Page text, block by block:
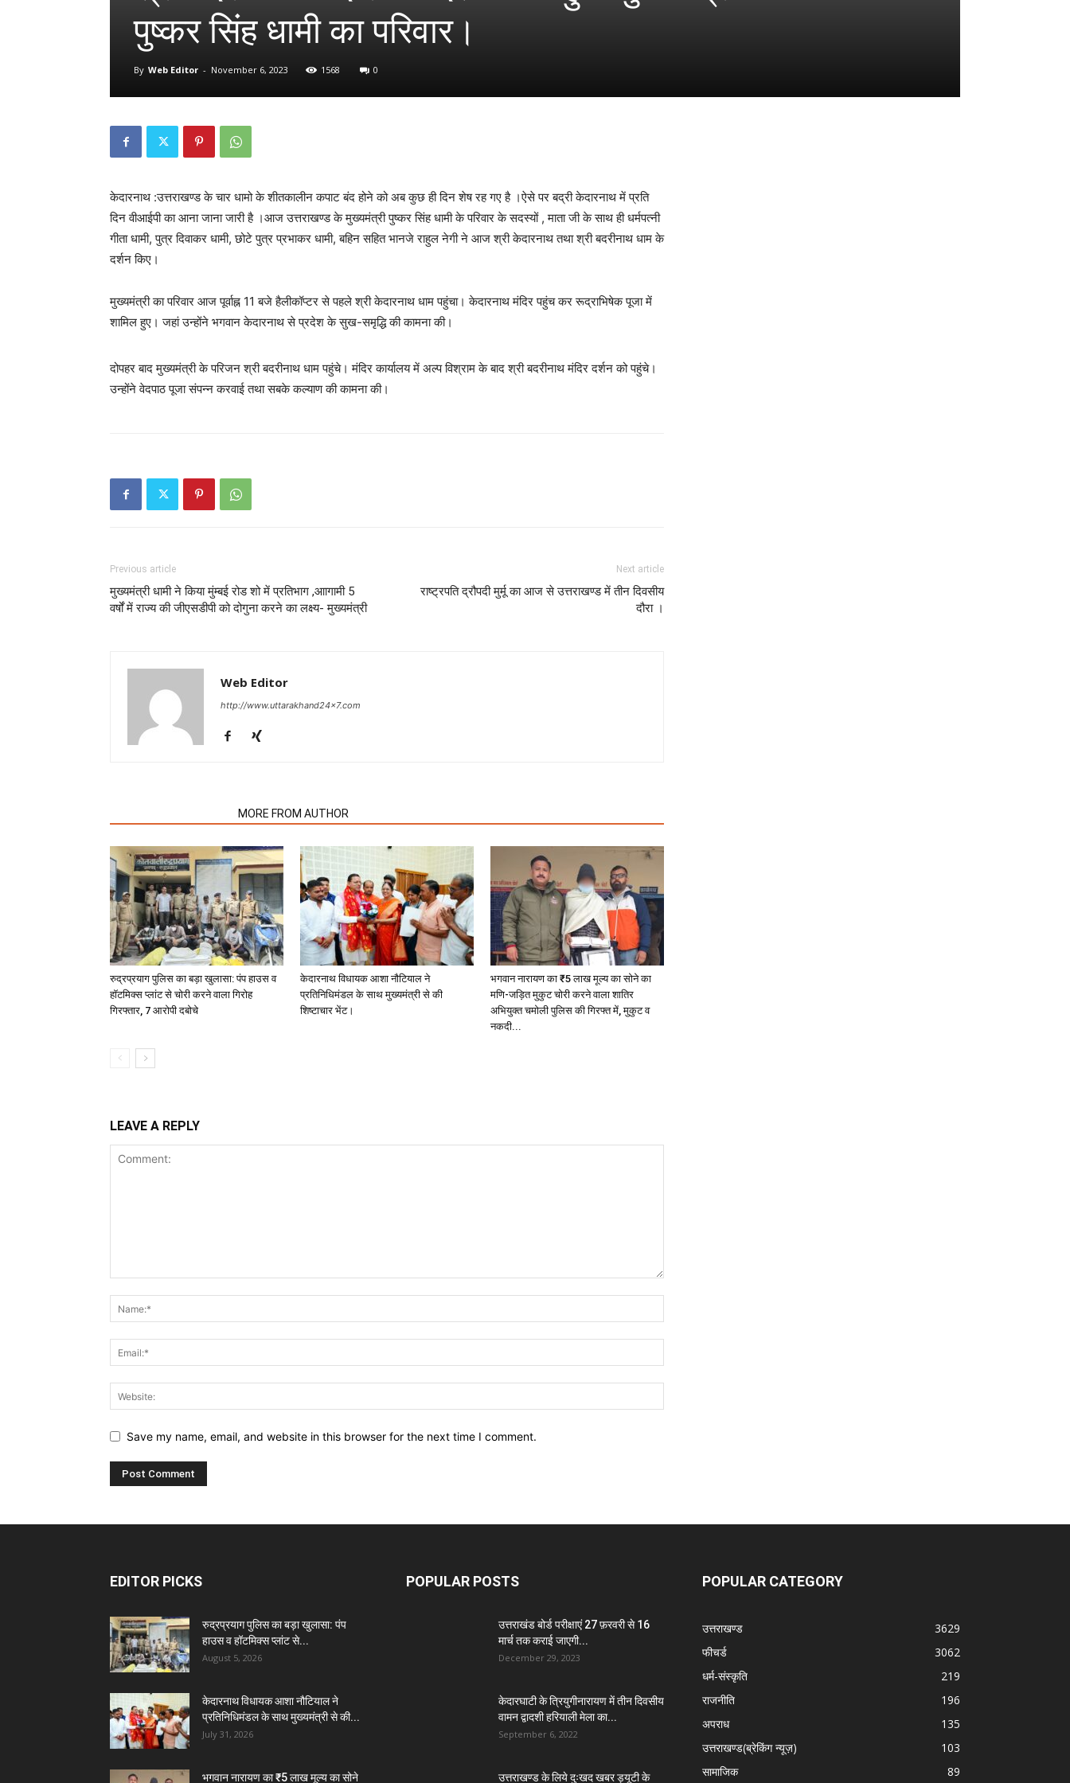
पुष्कर सिंह धामी का परिवार।
By Web Editor - November 6, 2023 1568 0
केदारनाथ :उत्तराखण्ड के चार धामो के शीतकालीन कपाट बंद होने को अब कुछ ही दिन शेष रह गए है ।ऐसे पर बद्री केदारनाथ में प्रति
दिन वीआईपी का आना जाना जारी है ।आज उत्तराखण्ड के मुख्यमंत्री पुष्कर सिंह धामी के परिवार के सदस्यों , माता जी के साथ ही धर्मपत्नी
गीता धामी, पुत्र दिवाकर धामी, छोटे पुत्र प्रभाकर धामी, बहिन सहित भानजे राहुल नेगी ने आज श्री केदारनाथ तथा श्री बदरीनाथ धाम के
दर्शन किए।
मुख्यमंत्री का परिवार आज पूर्वाह्न 11 बजे हैलीकॉप्टर से पहले श्री केदारनाथ धाम पहुंचा। केदारनाथ मंदिर पहुंच कर रूद्राभिषेक पूजा में
शामिल हुए। जहां उन्होंने भगवान केदारनाथ से प्रदेश के सुख-समृद्धि की कामना की।
दोपहर बाद मुख्यमंत्री के परिजन श्री बदरीनाथ धाम पहुंचे। मंदिर कार्यालय में अल्प विश्राम के बाद श्री बदरीनाथ मंदिर दर्शन को पहुंचे।
उन्होंने वेदपाठ पूजा संपन्न करवाई तथा सबके कल्याण की कामना की।
Previous article
मुख्यमंत्री धामी ने किया मुंम्बई रोड शो में प्रतिभाग ,आागामी 5
वर्षों में राज्य की जीएसडीपी को दोगुना करने का लक्ष्य- मुख्यमंत्री
Next article
राष्ट्रपति द्रौपदी मुर्मू का आज से उत्तराखण्ड में तीन दिवसीय
दौरा ।
Web Editor
http://www.uttarakhand24x7.com
MORE FROM AUTHOR
रुद्रप्रयाग पुलिस का बड़ा खुलासा: पंप हाउस व
हॉटमिक्स प्लांट से चोरी करने वाला गिरोह
गिरफ्तार, 7 आरोपी दबोचे
केदारनाथ विधायक आशा नौटियाल ने
प्रतिनिधिमंडल के साथ मुख्यमंत्री से की
शिष्टाचार भेंट।
भगवान नारायण का ₹5 लाख मूल्य का सोने का
मणि-जड़ित मुकुट चोरी करने वाला शातिर
अभियुक्त चमोली पुलिस की गिरफ्त में, मुकुट व
नकदी...
LEAVE A REPLY
Save my name, email, and website in this browser for the next time I comment.
EDITOR PICKS
रुद्रप्रयाग पुलिस का बड़ा खुलासा: पंप
हाउस व हॉटमिक्स प्लांट से...
August 5, 2026
केदारनाथ विधायक आशा नौटियाल ने
प्रतिनिधिमंडल के साथ मुख्यमंत्री से की...
July 31, 2026
भगवान नारायण का ₹5 लाख मूल्य का सोने
POPULAR POSTS
उत्तराखंड बोर्ड परीक्षाएं 27 फ़रवरी से 16
मार्च तक कराई जाएगी...
December 29, 2023
केदारघाटी के त्रियुगीनारायण में तीन दिवसीय
वामन द्वादशी हरियाली मेला का...
September 6, 2022
उत्तराखण्ड के लिये दुःखद खबर ड्यूटी के
POPULAR CATEGORY
उत्तराखण्ड
3629
फीचर्ड
3062
धर्म-संस्कृति
219
राजनीति
196
अपराध
135
उत्तराखण्ड(ब्रेकिंग न्यूज़)
103
सामाजिक
89